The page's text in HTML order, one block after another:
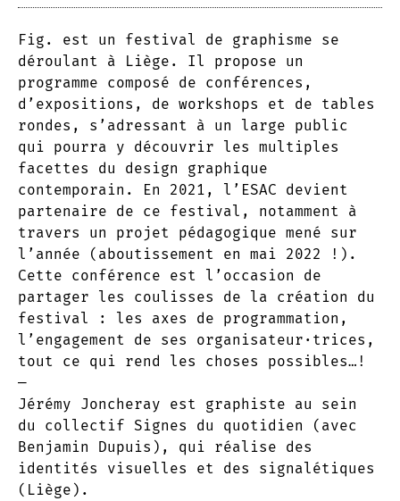
Fig. est un festival de graphisme se
déroulant à Liège. Il propose un
programme composé de conférences,
d’expositions, de workshops et de tables
rondes, s’adressant à un large public
qui pourra y découvrir les multiples
facettes du design graphique
contemporain. En 2021, l’ESAC devient
partenaire de ce festival, notamment à
travers un projet pédagogique mené sur
l’année (aboutissement en mai 2022 !).
Cette conférence est l’occasion de
partager les coulisses de la création du
festival : les axes de programmation,
l’engagement de ses organisateur·trices,
tout ce qui rend les choses possibles…!
—
Jérémy Joncheray est graphiste au sein
du collectif Signes du quotidien (avec
Benjamin Dupuis), qui réalise des
identités visuelles et des signalétiques
(Liège).